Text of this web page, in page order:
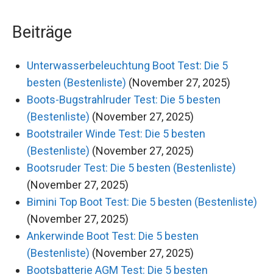
Beiträge
Unterwasserbeleuchtung Boot Test: Die 5
besten (Bestenliste) (November 27, 2025)
Boots-Bugstrahlruder Test: Die 5 besten
(Bestenliste) (November 27, 2025)
Bootstrailer Winde Test: Die 5 besten
(Bestenliste) (November 27, 2025)
Bootsruder Test: Die 5 besten (Bestenliste)
(November 27, 2025)
Bimini Top Boot Test: Die 5 besten (Bestenliste)
(November 27, 2025)
Ankerwinde Boot Test: Die 5 besten
(Bestenliste) (November 27, 2025)
Bootsbatterie AGM Test: Die 5 besten